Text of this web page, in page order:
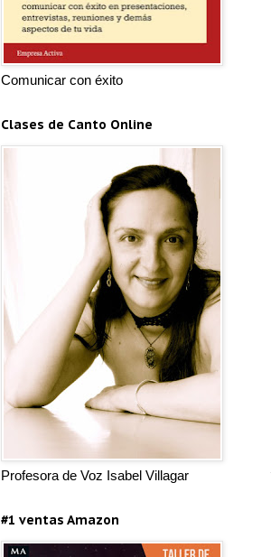
Comunicar con éxito
Clases de Canto Online
Profesora de Voz Isabel Villagar
#1 ventas Amazon